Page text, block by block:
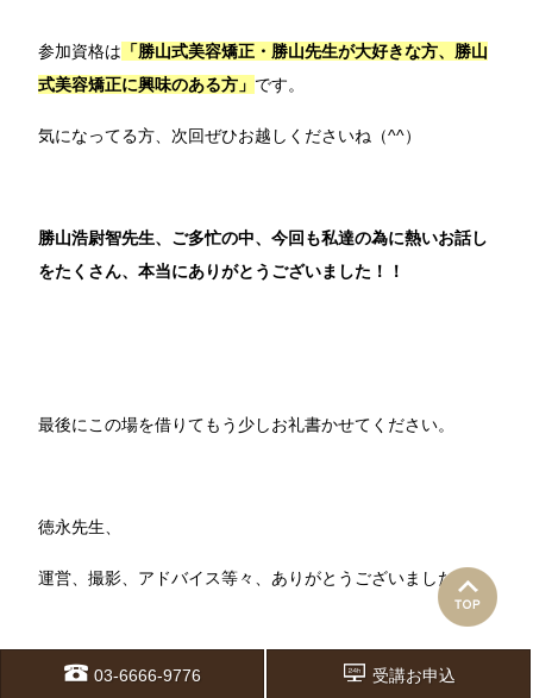
参加資格は 「勝山式美容矯正・勝山先生が大好きな方、勝山
式美容矯正に興味のある方」 です。
気になってる方、次回ぜひお越しくださいね（^^）
勝山浩尉智先生、ご多忙の中、今回も私達の為に熱いお話し
をたくさん、本当にありがとうございました！！
最後にこの場を借りてもう少しお礼書かせてください。
徳永先生、
運営、撮影、アドバイス等々、ありがとうございました！
03-6666-9776 受講お申込